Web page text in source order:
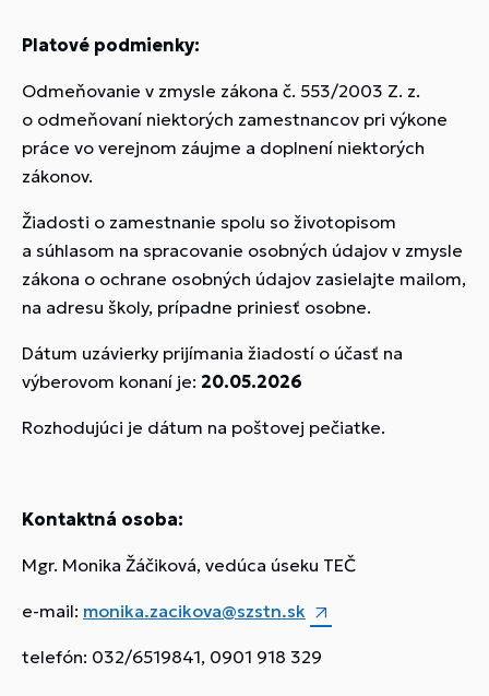
Platové podmienky:
Odmeňovanie v zmysle zákona č. 553/2003 Z. z.
o odmeňovaní niektorých zamestnancov pri výkone
práce vo verejnom záujme a doplnení niektorých
zákonov.
Žiadosti o zamestnanie spolu so životopisom
a súhlasom na spracovanie osobných údajov v zmysle
zákona o ochrane osobných údajov zasielajte mailom,
na adresu školy, prípadne priniesť osobne.
Dátum uzávierky prijímania žiadostí o účasť na
výberovom konaní je: 20.05.2026
Rozhodujúci je dátum na poštovej pečiatke.
Kontaktná osoba:
Mgr. Monika Žáčiková, vedúca úseku TEČ
e-mail: monika.zacikova@szstn.sk
telefón: 032/6519841, 0901 918 329